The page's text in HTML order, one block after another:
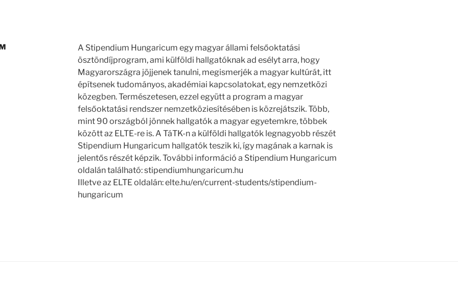
A Stipendium Hungaricum egy magyar állami felsőoktatási
ösztöndíjprogram, ami külföldi hallgatóknak ad esélyt arra, hogy
Magyarországra jöjjenek tanulni, megismerjék a magyar kultúrát, itt
építsenek tudományos, akadémiai kapcsolatokat, egy nemzetközi
közegben. Természetesen, ezzel együtt a program a magyar
felsőoktatási rendszer nemzetköziesítésében is közrejátszik. Több,
mint 90 országból jönnek hallgatók a magyar egyetemkre, többek
között az ELTE-re is. A TáTK-n a külföldi hallgatók legnagyobb részét
Stipendium Hungaricum hallgatók teszik ki, így magának a karnak is
jelentős részét képzik. További információ a Stipendium Hungaricum
oldalán található: stipendiumhungaricum.hu
Illetve az ELTE oldalán: elte.hu/en/current-students/stipendium-
hungaricum